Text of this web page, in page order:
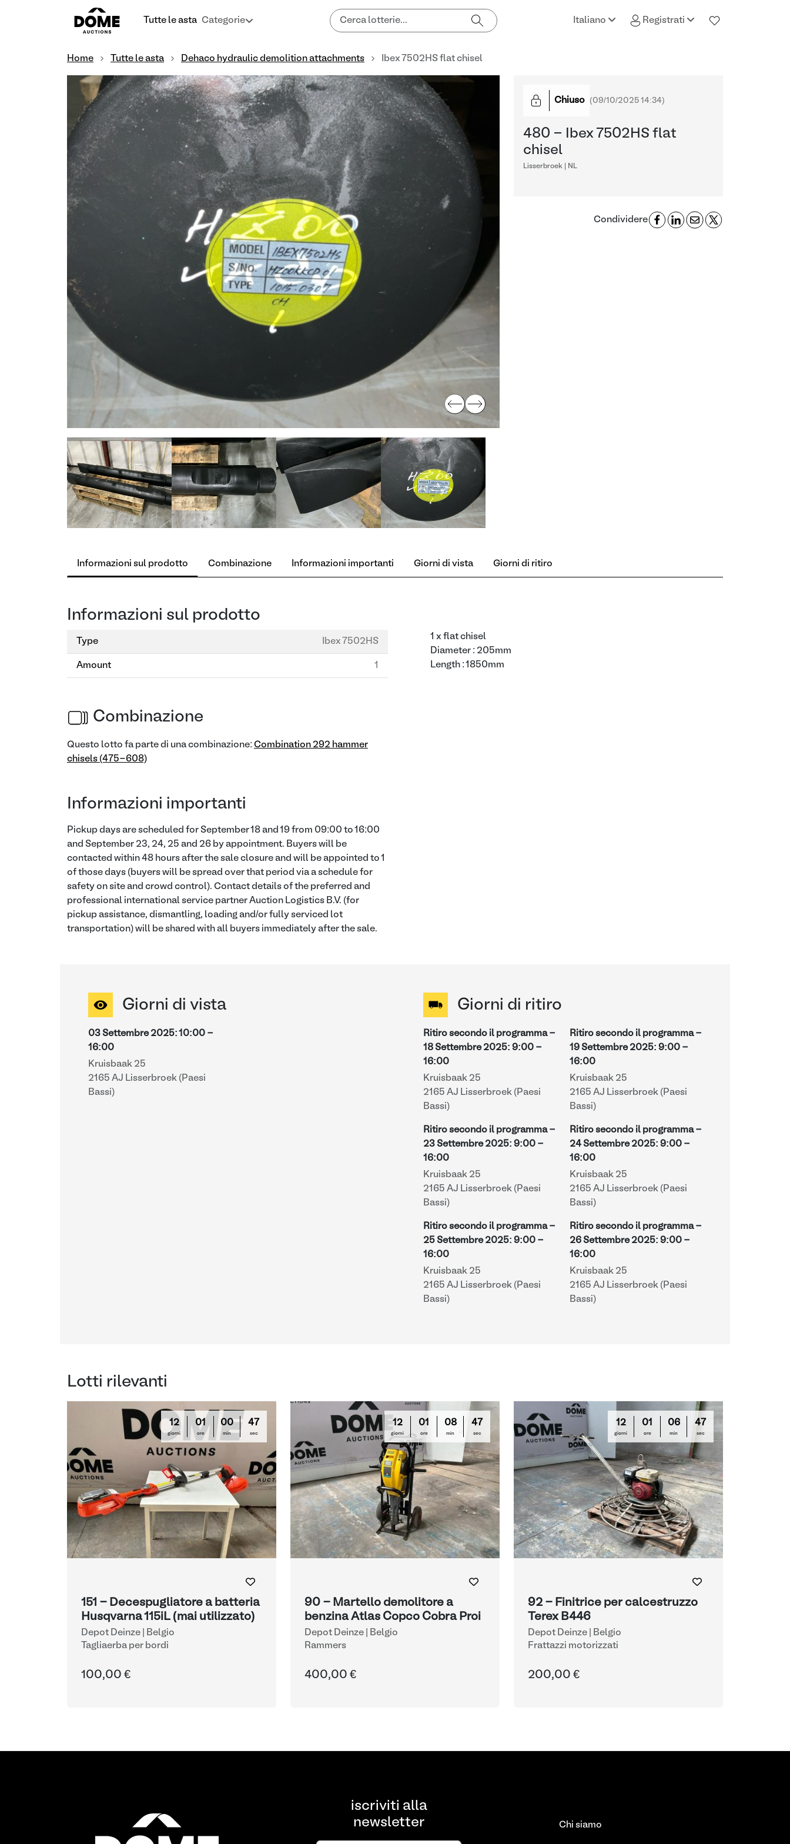
Tutte le asta Categorie Italiano Registrati
Home Tutte le asta Dehaco hydraulic demolition attachments Ibex 7502HS flat chisel
Chiuso (09/10/2025 14:34)
480 - Ibex 7502HS flat
chisel
Lisserbroek | NL
Condividere
Informazioni sul prodotto Combinazione Informazioni importanti Giorni di vista Giorni di ritiro
Informazioni sul prodotto
Type Ibex 7502HS
Amount 1
Combinazione
Questo lotto fa parte di una combinazione: Combination 292 hammer
chisels (475-608)
Informazioni importanti
Pickup days are scheduled for September 18 and 19 from 09:00 to 16:00
and September 23, 24, 25 and 26 by appointment. Buyers will be
contacted within 48 hours after the sale closure and will be appointed to 1
of those days (buyers will be spread over that period via a schedule for
safety on site and crowd control). Contact details of the preferred and
professional international service partner Auction Logistics B.V. (for
pickup assistance, dismantling, loading and/or fully serviced lot
transportation) will be shared with all buyers immediately after the sale.
1 x flat chisel
Diameter : 205mm
Length : 1850mm
Giorni di vista
03 Settembre 2025: 10:00 -
16:00
Kruisbaak 25
2165 AJ Lisserbroek (Paesi
Bassi)
Giorni di ritiro
Ritiro secondo il programma -
18 Settembre 2025: 9:00 -
16:00
Kruisbaak 25
2165 AJ Lisserbroek (Paesi
Bassi)
Ritiro secondo il programma -
19 Settembre 2025: 9:00 -
16:00
Kruisbaak 25
2165 AJ Lisserbroek (Paesi
Bassi)
Ritiro secondo il programma -
23 Settembre 2025: 9:00 -
16:00
Kruisbaak 25
2165 AJ Lisserbroek (Paesi
Bassi)
Ritiro secondo il programma -
24 Settembre 2025: 9:00 -
16:00
Kruisbaak 25
2165 AJ Lisserbroek (Paesi
Bassi)
Ritiro secondo il programma -
25 Settembre 2025: 9:00 -
16:00
Kruisbaak 25
2165 AJ Lisserbroek (Paesi
Bassi)
Ritiro secondo il programma -
26 Settembre 2025: 9:00 -
16:00
Kruisbaak 25
2165 AJ Lisserbroek (Paesi
Bassi)
Lotti rilevanti
12
giorni
01
ore
00
min
46
sec
151 - Decespugliatore a batteria
Husqvarna 115iL (mai utilizzato)
Depot Deinze | Belgio
Tagliaerba per bordi
100,00 €
12
giorni
01
ore
08
min
46
sec
90 - Martello demolitore a
benzina Atlas Copco Cobra Proi
Depot Deinze | Belgio
Rammers
400,00 €
12
giorni
01
ore
06
min
46
sec
92 - Finitrice per calcestruzzo
Terex B446
Depot Deinze | Belgio
Frattazzi motorizzati
200,00 €
iscriviti alla
newsletter
Chi siamo